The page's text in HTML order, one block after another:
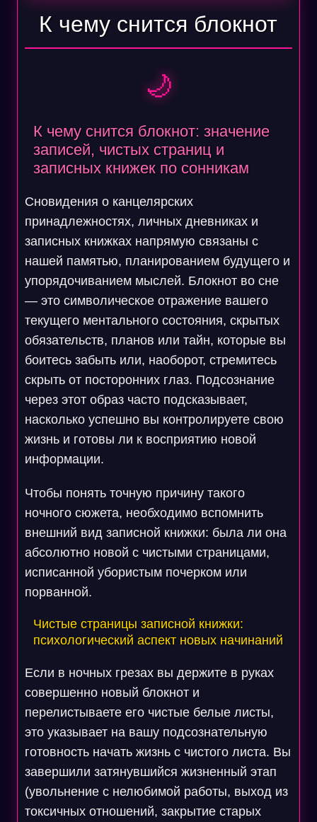
К чему снится блокнот
🌙
К чему снится блокнот: значение
записей, чистых страниц и
записных книжек по сонникам
Сновидения о канцелярских
принадлежностях, личных дневниках и
записных книжках напрямую связаны с
нашей памятью, планированием будущего и
упорядочиванием мыслей. Блокнот во сне
— это символическое отражение вашего
текущего ментального состояния, скрытых
обязательств, планов или тайн, которые вы
боитесь забыть или, наоборот, стремитесь
скрыть от посторонних глаз. Подсознание
через этот образ часто подсказывает,
насколько успешно вы контролируете свою
жизнь и готовы ли к восприятию новой
информации.
Чтобы понять точную причину такого
ночного сюжета, необходимо вспомнить
внешний вид записной книжки: была ли она
абсолютно новой с чистыми страницами,
исписанной убористым почерком или
порванной.
Чистые страницы записной книжки:
психологический аспект новых начинаний
Если в ночных грезах вы держите в руках
совершенно новый блокнот и
перелистываете его чистые белые листы,
это указывает на вашу подсознательную
готовность начать жизнь с чистого листа. Вы
завершили затянувшийся жизненный этап
(увольнение с нелюбимой работы, выход из
токсичных отношений, закрытие старых